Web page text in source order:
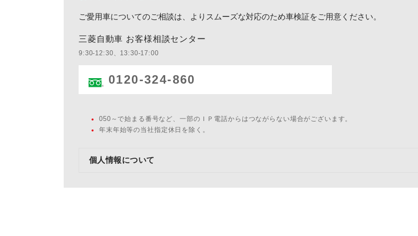
ご愛用車についてのご相談は、よりスムーズな対応のため車検証をご用意ください。
三菱自動車 お客様相談センター
9:30-12:30、13:30-17:00
0120-324-860
050～で始まる番号など、一部のＩＰ電話からはつながらない場合がございます。
年末年始等の当社指定休日を除く。
個人情報について